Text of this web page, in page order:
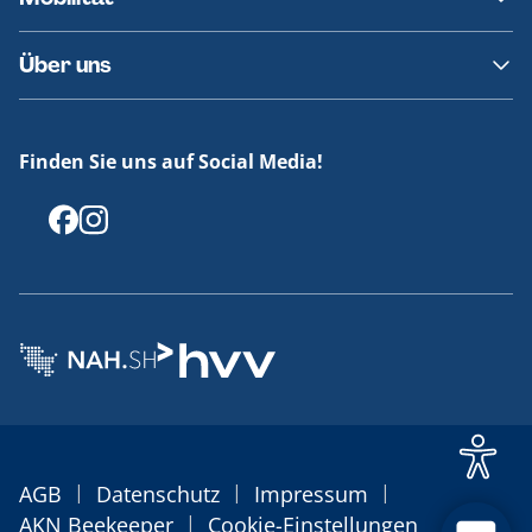
Fundsachen
Häufige Fragen
Barrierefreies Reisen
Erklärung Barrierefreiheit
Über uns
Offenlegungen
Finden Sie uns auf Social Media!
AGB | Datenschutz | Impressum |
AKN Beekeeper | Cookie-Einstellungen